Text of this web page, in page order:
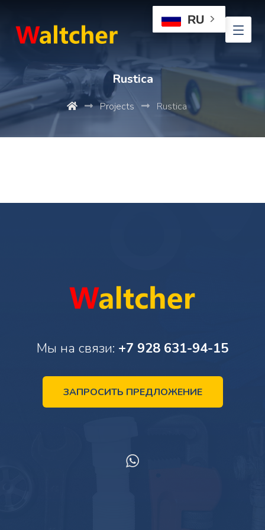
RU
Rustica
Projects Rustica
Мы на связи: +7 928 631-94-15
ЗАПРОСИТЬ ПРЕДЛОЖЕНИЕ